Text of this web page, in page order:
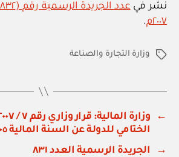
نشر في
٢٠٠٧م
.
الوسوموزارة التجارة والصناعة
←
الختامي للدولة عن السنة المالية ٢٠٠٥م
→
الجريدة الرسمية العدد ٨٣١